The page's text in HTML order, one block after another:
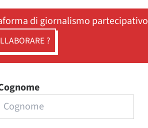
di giornalismo partecipativo
?